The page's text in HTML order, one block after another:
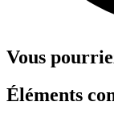
Vous
Éléments